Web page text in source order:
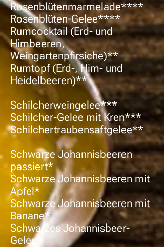
Rosenblütenmarmelade****
Rosenblüten-Gelee****
Rumcocktail (Erd- und
Himbeeren,
Weingartenpfirsiche)**
Rumtopf (Erd-, Him- und
Heidelbeeren)**
Schilcherweingelee***
Schilcher-Gelee mit Kren***
Schilchertraubensaftgelee**
Schwarze Johannisbeeren
passiert*
Schwarze Johannisbeeren mit
Apfel*
Schwarze Johannisbeeren mit
Banane*
Schwarzes Johannisbeer-
Gelee*